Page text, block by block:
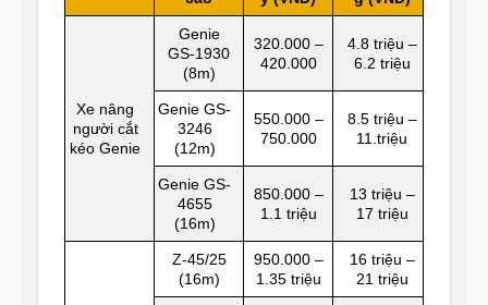
Xe nâng
người cắt
kéo Genie
Genie
GS-1930
(8m)
320.000 –
420.000
4.8 triệu –
6.2 triệu
Genie GS-
3246
(12m)
550.000 –
750.000
8.5 triệu –
11.triệu
Genie GS-
4655
(16m)
850.000 –
1.1 triệu
13 triệu –
17 triệu
Z-45/25
(16m)
950.000 –
1.35 triệu
16 triệu –
21 triệu